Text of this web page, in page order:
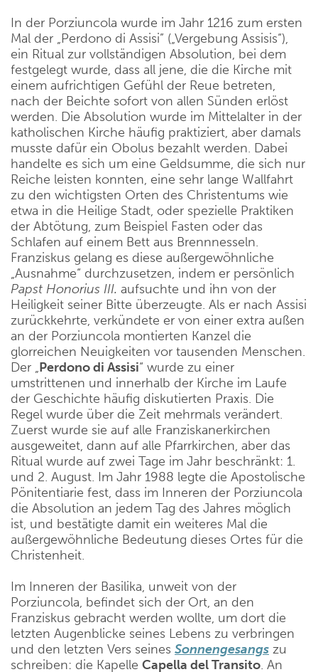
In der Porziuncola wurde im Jahr 1216 zum ersten
Mal der „Perdono di Assisi” („Vergebung Assisis“),
ein Ritual zur vollständigen Absolution, bei dem
festgelegt wurde, dass all jene, die die Kirche mit
einem aufrichtigen Gefühl der Reue betreten,
nach der Beichte sofort von allen Sünden erlöst
werden. Die Absolution wurde im Mittelalter in der
katholischen Kirche häufig praktiziert, aber damals
musste dafür ein Obolus bezahlt werden. Dabei
handelte es sich um eine Geldsumme, die sich nur
Reiche leisten konnten, eine sehr lange Wallfahrt
zu den wichtigsten Orten des Christentums wie
etwa in die Heilige Stadt, oder spezielle Praktiken
der Abtötung, zum Beispiel Fasten oder das
Schlafen auf einem Bett aus Brennnesseln.
Franziskus gelang es diese außergewöhnliche
„Ausnahme“ durchzusetzen, indem er persönlich
Papst Honorius III. aufsuchte und ihn von der
Heiligkeit seiner Bitte überzeugte. Als er nach Assisi
zurückkehrte, verkündete er von einer extra außen
an der Porziuncola montierten Kanzel die
glorreichen Neuigkeiten vor tausenden Menschen.
Der „Perdono di Assisi“ wurde zu einer
umstrittenen und innerhalb der Kirche im Laufe
der Geschichte häufig diskutierten Praxis. Die
Regel wurde über die Zeit mehrmals verändert.
Zuerst wurde sie auf alle Franziskanerkirchen
ausgeweitet, dann auf alle Pfarrkirchen, aber das
Ritual wurde auf zwei Tage im Jahr beschränkt: 1.
und 2. August. Im Jahr 1988 legte die Apostolische
Pönitentiarie fest, dass im Inneren der Porziuncola
die Absolution an jedem Tag des Jahres möglich
ist, und bestätigte damit ein weiteres Mal die
außergewöhnliche Bedeutung dieses Ortes für die
Christenheit.
Im Inneren der Basilika, unweit von der
Porziuncola, befindet sich der Ort, an den
Franziskus gebracht werden wollte, um dort die
letzten Augenblicke seines Lebens zu verbringen
und den letzten Vers seines Sonnengesangs zu
schreiben: die Kapelle Capella del Transito. An